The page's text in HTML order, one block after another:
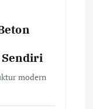
modern